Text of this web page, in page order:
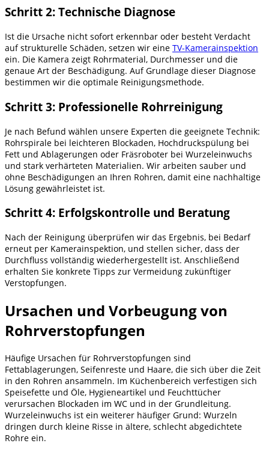
Schritt 2: Technische Diagnose
Ist die Ursache nicht sofort erkennbar oder besteht Verdacht
auf strukturelle Schäden, setzen wir eine TV-Kamerainspektion
ein. Die Kamera zeigt Rohrmaterial, Durchmesser und die
genaue Art der Beschädigung. Auf Grundlage dieser Diagnose
bestimmen wir die optimale Reinigungsmethode.
Schritt 3: Professionelle Rohrreinigung
Je nach Befund wählen unsere Experten die geeignete Technik:
Rohrspirale bei leichteren Blockaden, Hochdruckspülung bei
Fett und Ablagerungen oder Fräsroboter bei Wurzeleinwuchs
und stark verhärteten Materialien. Wir arbeiten sauber und
ohne Beschädigungen an Ihren Rohren, damit eine nachhaltige
Lösung gewährleistet ist.
Schritt 4: Erfolgskontrolle und Beratung
Nach der Reinigung überprüfen wir das Ergebnis, bei Bedarf
erneut per Kamerainspektion, und stellen sicher, dass der
Durchfluss vollständig wiederhergestellt ist. Anschließend
erhalten Sie konkrete Tipps zur Vermeidung zukünftiger
Verstopfungen.
Ursachen und Vorbeugung von
Rohrverstopfungen
Häufige Ursachen für Rohrverstopfungen sind
Fettablagerungen, Seifenreste und Haare, die sich über die Zeit
in den Rohren ansammeln. Im Küchenbereich verfestigen sich
Speisefette und Öle, Hygieneartikel und Feuchttücher
verursachen Blockaden im WC und in der Grundleitung.
Wurzeleinwuchs ist ein weiterer häufiger Grund: Wurzeln
dringen durch kleine Risse in ältere, schlecht abgedichtete
Rohre ein.